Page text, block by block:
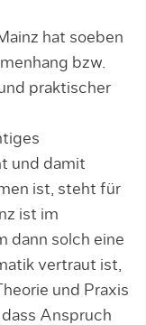
hat soeben
bzw.
praktischer
und damit
ist, steht für
ist im
dann solch eine
vertraut ist,
und Praxis
Anspruch